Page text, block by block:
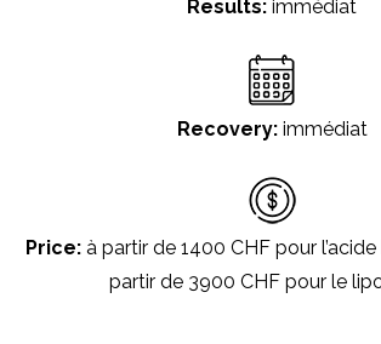
Results: immédiat
Recovery:immédiat
Price: à partir de 1400 CHF pour
partir de 3900 CHF pour le